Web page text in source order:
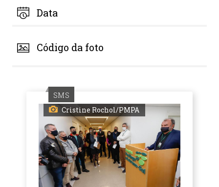
Data
Código da foto
SMS
Cristine Rochol/PMPA